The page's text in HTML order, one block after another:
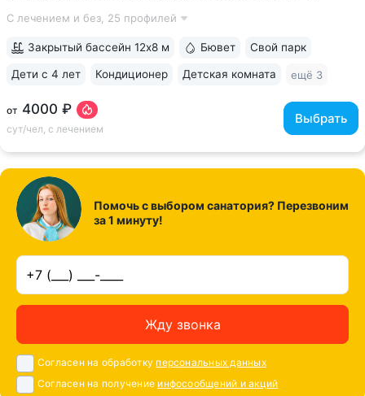
Ессентуков. 18 минут прогулки до Грязелечебницы им.
С лечением и без, 25 профилей
от 4000 ₽
сут/чел, с лечением
Выбрать
Закрытый бассейн 12х8 м Бювет Свой парк
Дети с 4 лет Кондиционер Детская комната ещё 3
Помочь с выбором санатория? Перезвоним
за 1 минуту!
Жду звонка
Согласен на обработку персональных данных
Согласен на получение инфосообщений и акций